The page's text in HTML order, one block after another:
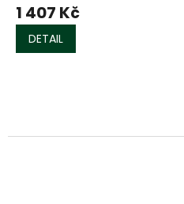
1 407 Kč
DETAIL